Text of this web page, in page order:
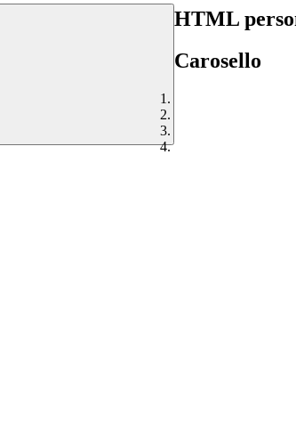
HTML
Carosello